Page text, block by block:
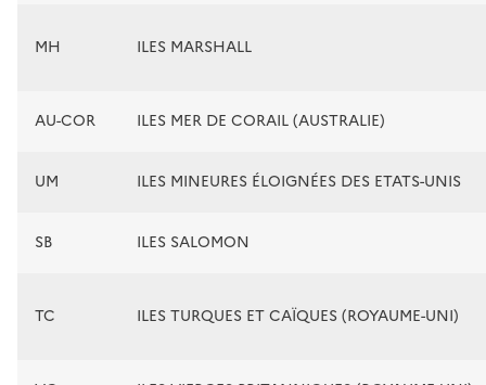
MH ILES MARSHALL
AU-COR ILES MER DE CORAIL (AUSTRALIE)
UM ILES MINEURES ÉLOIGNÉES DES ETATS-UNIS
SB ILES SALOMON
TC ILES TURQUES ET CAÏQUES (ROYAUME-UNI)